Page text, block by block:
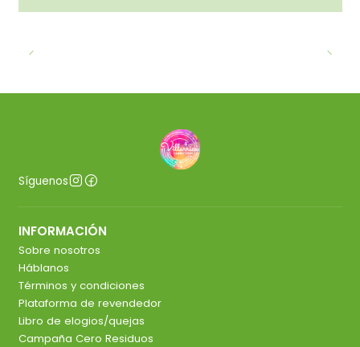
Síguenos
INFORMACIÓN
Sobre nosotros
Háblanos
Términos y condiciones
Plataforma de revendedor
Libro de elogios/quejas
Campaña Cero Residuos